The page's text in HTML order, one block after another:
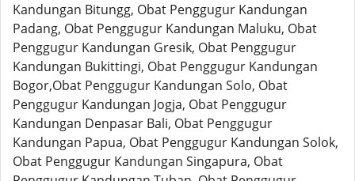
Kandungan Bitungg, Obat Penggugur Kandungan
Padang, Obat Penggugur Kandungan Maluku, Obat
Penggugur Kandungan Gresik, Obat Penggugur
Kandungan Bukittingi, Obat Penggugur Kandungan
Bogor,Obat Penggugur Kandungan Solo, Obat
Penggugur Kandungan Jogja, Obat Penggugur
Kandungan Denpasar Bali, Obat Penggugur
Kandungan Papua, Obat Penggugur Kandungan Solok,
Obat Penggugur Kandungan Singapura, Obat